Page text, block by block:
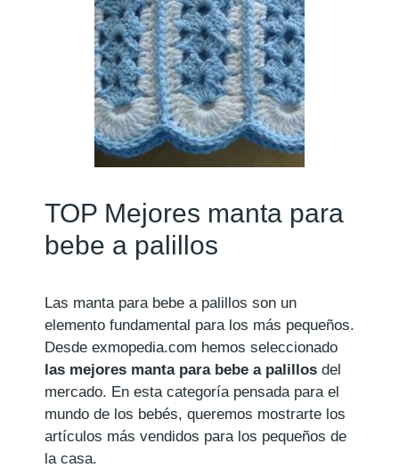
TOP Mejores manta para
bebe a palillos
Las manta para bebe a palillos son un
elemento fundamental para los más pequeños.
Desde exmopedia.com hemos seleccionado
las mejores manta para bebe a palillos del
mercado. En esta categoría pensada para el
mundo de los bebés, queremos mostrarte los
artículos más vendidos para los pequeños de
la casa.